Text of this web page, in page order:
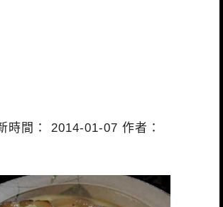
時間： 2014-01-07 作者：